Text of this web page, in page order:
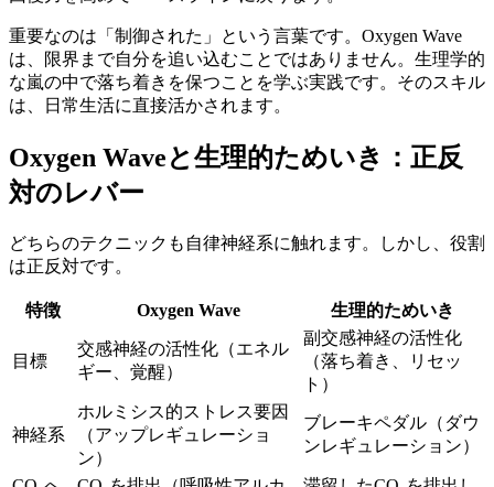
重要なのは「制御された」という言葉です。Oxygen Wave
は、限界まで自分を追い込むことではありません。生理学的
な嵐の中で落ち着きを保つことを学ぶ実践です。そのスキル
は、日常生活に直接活かされます。
Oxygen Waveと生理的ためいき：正反
対のレバー
どちらのテクニックも自律神経系に触れます。しかし、役割
は正反対です。
特徴 Oxygen Wave 生理的ためいき
目標
交感神経の活性化（エネル
ギー、覚醒）
副交感神経の活性化
（落ち着き、リセッ
ト）
神経系
ホルミシス的ストレス要因
（アップレギュレーショ
ン）
ブレーキペダル（ダウ
ンレギュレーション）